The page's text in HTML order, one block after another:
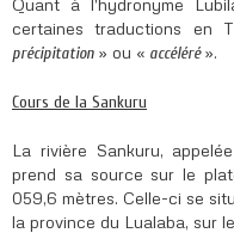
certaines traductions en
précipitation » ou « accéléré».
Cours de la Sankuru
La rivière Sankuru,
prend sa source sur le
059,6 mètres. Celle-ci se
la province du Lualaba, sur